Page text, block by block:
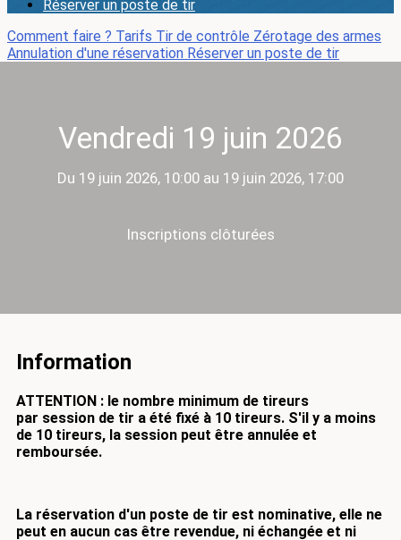
Réserver un poste de tir
Comment faire ? Tarifs Tir de contrôle Zérotage des armes
Annulation d'une réservation Réserver un poste de tir
Vendredi 19 juin 2026
Du 19 juin 2026, 10:00 au 19 juin 2026, 17:00
Inscriptions clôturées
Information
ATTENTION : le nombre minimum de tireurs
par session de tir a été fixé à 10 tireurs. S'il y a moins
de 10 tireurs, la session peut être annulée et
remboursée.
La réservation d'un poste de tir est nominative, elle ne
peut en aucun cas être revendue, ni échangée et ni